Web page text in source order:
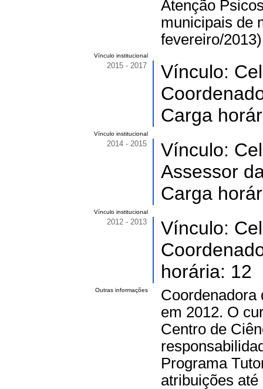
Atenção
municipais de
fevereiro/
Vínculo institucional
2015 - 2017
Vínculo:
Carga
Vínculo institucional
2014 - 2015
Vínculo:
Assessor
Carga
Vínculo institucional
2012 - 2013
Vínculo:
horária: 12
Outras informações
Coordenadora
em 2012. O
Centro de
Programa
atribuições até